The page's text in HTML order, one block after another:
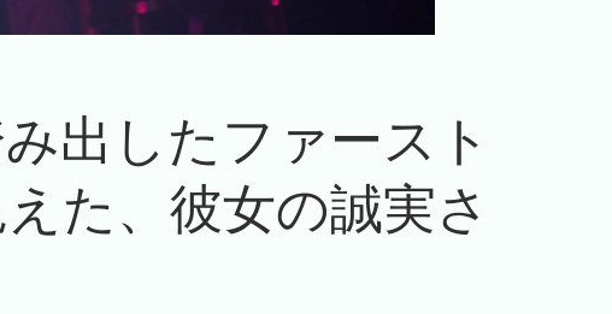
出したファースト
た、彼女の誠実さ